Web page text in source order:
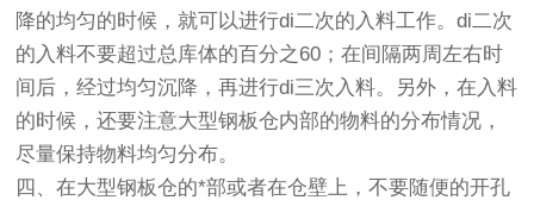
降的均匀的时候，就可以进行di二次的入料工作。di二次
的入料不要超过总库体的百分之60；在间隔两周左右时
间后，经过均匀沉降，再进行di三次入料。另外，在入料
的时候，还要注意大型钢板仓内部的物料的分布情况，
尽量保持物料均匀分布。
四、在大型钢板仓的*部或者在仓壁上，不要随便的开孔